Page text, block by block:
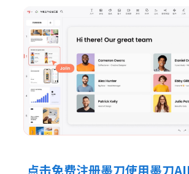
点击免费注册墨刀使用墨刀